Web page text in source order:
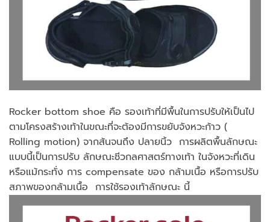
Rocker bottom shoe คือ รองเท้าที่มีพื้นในการปรับให้เป็นไป
ตามโครงสร้างเท้าในขณะที่จะต้องมีการขยับจังหวะก้าว (
Rolling motion) จากส้นจนถึง ปลายนิ้ว การผลิตพื้นลักษณะ
แบบนี้เป็นการปรับ ลักษณะชีวกลศาสตร์ทางเท้า ในจังหวะที่เดิน
หรือแม้กระทั่ง การ compensate ของ กล้ามเนื้อ หรือการปรับ
สภาพของกล้ามเนื้อ การใช้รองเท้าลักษณะ นี้